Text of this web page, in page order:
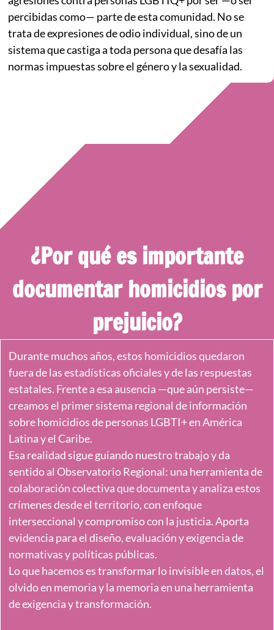
percibidas como— parte de esta comunidad. No se
trata de expresiones de odio individual, sino de un
sistema que castiga a toda persona que desafía las
normas impuestas sobre el género y la sexualidad.
¿Por qué es importante
documentar homicidios por
prejuicio?
Durante muchos años, estos homicidios quedaron
fuera de las estadísticas oficiales y de las respuestas
estatales. Frente a esa ausencia —que aún persiste—
creamos el primer sistema regional de información
sobre homicidios de personas LGBTI+ en América
Latina y el Caribe.
Esa realidad sigue guiando nuestro trabajo y da
sentido al Observatorio Regional: una herramienta de
colaboración colectiva que documenta y analiza estos
crímenes desde el territorio, con enfoque
interseccional y compromiso con la justicia. Aporta
evidencia para el diseño, evaluación y exigencia de
normativas y políticas públicas.
Lo que hacemos es transformar lo invisible en datos, el
olvido en memoria y la memoria en una herramienta
de exigencia y transformación.